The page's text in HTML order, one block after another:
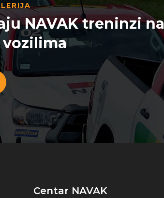
NAVAK treninzi na
Centar NAVAK